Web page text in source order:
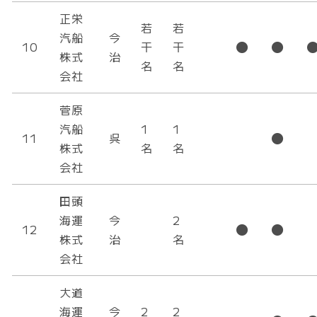
10
正栄
汽船
株式
会社
今
治
若
干
名
若
干
名
11
菅原
汽船
株式
会社
呉
1
名
1
名
12
田頭
海運
株式
会社
今
治
2
名
大道
海運
今 2 2